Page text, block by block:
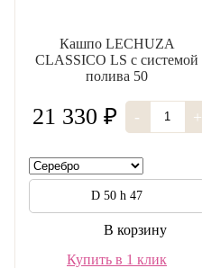
Кашпо LECHUZA
CLASSICO LS с системой
полива 50
21 330 ₽ - +
D 50 h 47
В корзину
Купить в 1 клик